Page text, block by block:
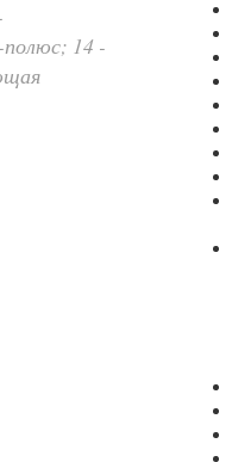
14 -